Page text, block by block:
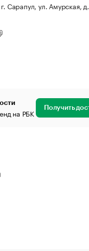
Сарапул, ул. Амурская,
на РБК Получить